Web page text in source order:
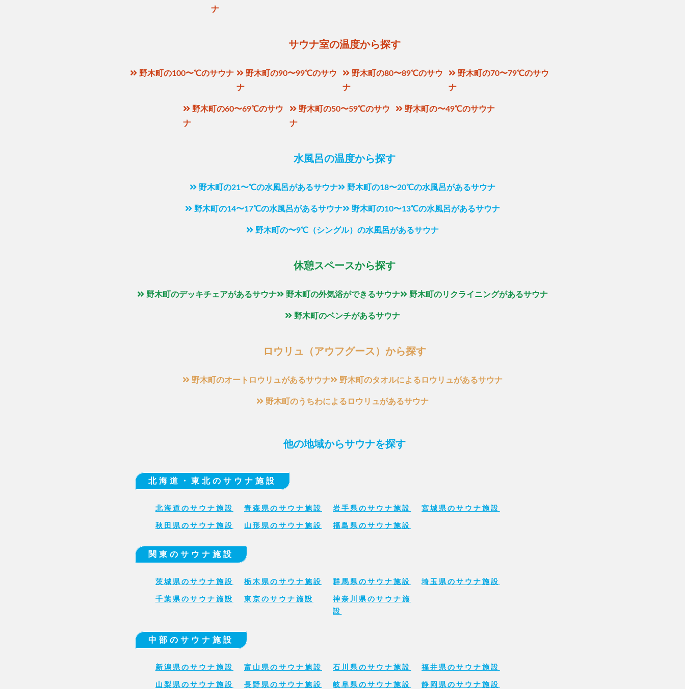
ナ
サウナ室の温度から探す
野木町の100〜℃のサウナ
野木町の90〜99℃のサウ
ナ
野木町の80〜89℃のサウ
ナ
野木町の70〜79℃のサウ
ナ
野木町の60〜69℃のサウ
ナ
野木町の50〜59℃のサウ
ナ
野木町の〜49℃のサウナ
水風呂の温度から探す
野木町の21〜℃の水風呂があるサウナ 野木町の18〜20℃の水風呂があるサウナ
野木町の14〜17℃の水風呂があるサウナ 野木町の10〜13℃の水風呂があるサウナ
野木町の〜9℃（シングル）の水風呂があるサウナ
休憩スペースから探す
野木町のデッキチェアがあるサウナ 野木町の外気浴ができるサウナ 野木町のリクライニングがあるサウナ
野木町のベンチがあるサウナ
ロウリュ（アウフグース）から探す
野木町のオートロウリュがあるサウナ 野木町のタオルによるロウリュがあるサウナ
野木町のうちわによるロウリュがあるサウナ
他の地域からサウナを探す
北海道・東北のサウナ施設
北海道のサウナ施設 青森県のサウナ施設 岩手県のサウナ施設 宮城県のサウナ施設
秋田県のサウナ施設 山形県のサウナ施設 福島県のサウナ施設
関東のサウナ施設
茨城県のサウナ施設 栃木県のサウナ施設 群馬県のサウナ施設 埼玉県のサウナ施設
千葉県のサウナ施設 東京のサウナ施設
神奈川県のサウナ施
設
中部のサウナ施設
新潟県のサウナ施設 富山県のサウナ施設 石川県のサウナ施設 福井県のサウナ施設
山梨県のサウナ施設 長野県のサウナ施設 岐阜県のサウナ施設 静岡県のサウナ施設